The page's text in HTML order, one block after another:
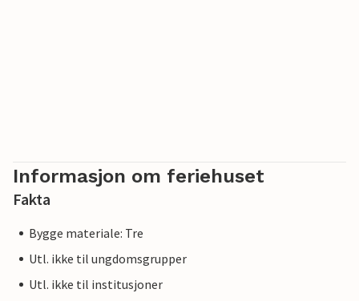
Informasjon om feriehuset
Fakta
Bygge materiale: Tre
Utl. ikke til ungdomsgrupper
Utl. ikke til institusjoner